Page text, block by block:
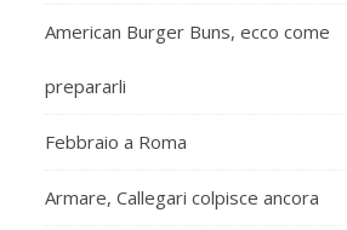
American Burger Buns, ecco come
prepararli
Febbraio a Roma
Armare, Callegari colpisce ancora